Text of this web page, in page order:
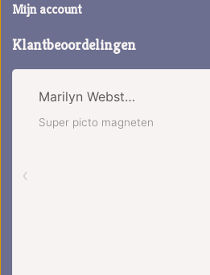
Mijn account
Klantbeoordelingen